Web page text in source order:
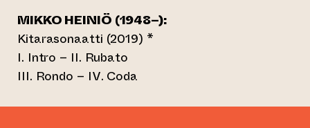
MIKKO HEINIÖ (1948–):
Kitarasonaatti (2019) *
I. Intro – II. Rubato
III. Rondo – IV. Coda